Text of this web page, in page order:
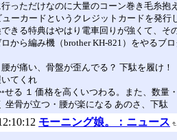
っただけなのに大量のコーン巻き毛糸抱
ューカードというクレジットカードを発
できる特典はやはり電車回りが強くて、
から編み機（brother KH-821）をやるブ
が痛い、骨盤が歪んでる？ 下駄を履け！
てくれ
せる １ 価格を高くいつわる。また、数
坐骨が立つ・腰が楽になる あのさ、下駄
モーニング娘。：ニュース